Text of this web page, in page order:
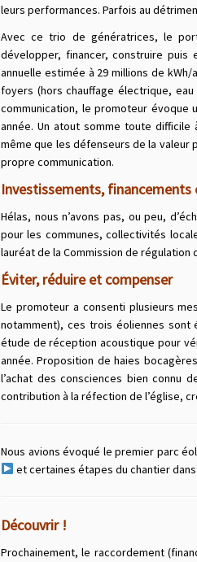
leurs performances. Parfois au
Avec ce trio de génératrices, le
développer, financer, construire puis
annuelle estimée à 29 millions de kWh/
foyers (hors chauffage électrique,
communication, le promoteur évoque
année. Un atout somme toute
même que les défenseurs de la valeur
propre communication.
Investissements,
Hélas, nous n’avons pas, ou peu,
pour les communes, collectivités
lauréat de la Commission de régulation
Éviter, réduire et compenser
Le promoteur a consenti plusieurs
notamment), ces trois éoliennes sont
étude de réception acoustique pour
année. Proposition de haies
l’achat des consciences bien connu
contribution à la réfection de l’église,
Nous avions évoqué le premier parc
et certaines étapes du chantier
Découvrir !
Prochainement, le raccordement